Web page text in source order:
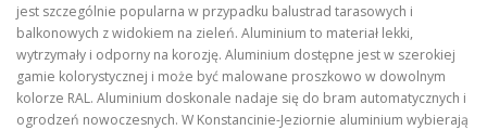
jest szczególnie popularna w przypadku balustrad tarasowych i
balkonowych z widokiem na zieleń. Aluminium to materiał lekki,
wytrzymały i odporny na korozję. Aluminium dostępne jest w szerokiej
gamie kolorystycznej i może być malowane proszkowo w dowolnym
kolorze RAL. Aluminium doskonale nadaje się do bram automatycznych i
ogrodzeń nowoczesnych. W Konstancinie-Jeziornie aluminium wybierają